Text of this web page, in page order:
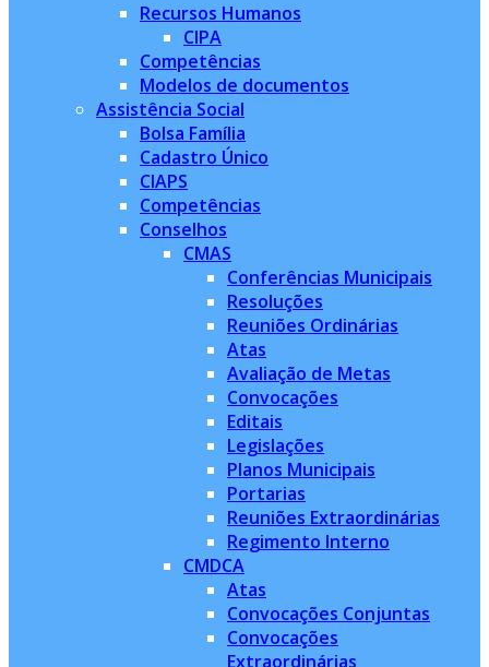
Recursos Humanos
CIPA
Competências
Modelos de documentos
Assistência Social
Bolsa Família
Cadastro Único
CIAPS
Competências
Conselhos
CMAS
Conferências Municipais
Resoluções
Reuniões Ordinárias
Atas
Avaliação de Metas
Convocações
Editais
Legislações
Planos Municipais
Portarias
Reuniões Extraordinárias
Regimento Interno
CMDCA
Atas
Convocações Conjuntas
Convocações
Extraordinárias